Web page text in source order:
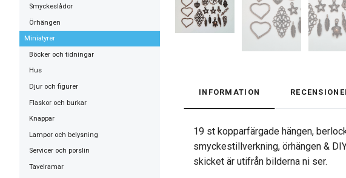
Smyckeslådor
Örhängen
Miniatyrer
Böcker och tidningar
Hus
Djur och figurer
Flaskor och burkar
Knappar
Lampor och belysning
Servicer och porslin
Tavelramar
INFORMATION
19 st kopparfärgade hängen,
smyckestillverkning, örhängen &
skicket är utifrån bilderna ni ser.